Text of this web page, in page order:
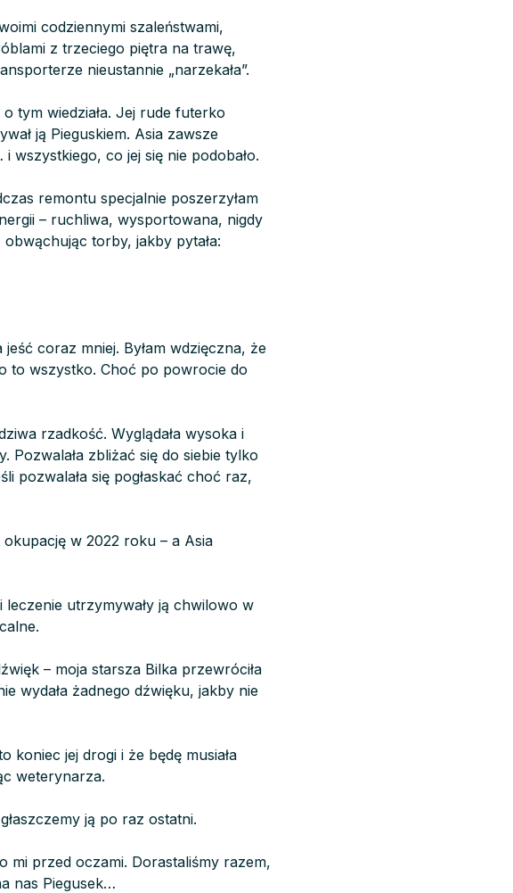
codziennymi szaleństwami,
z trzeciego piętra na trawę,
nieustannie „narzekała”.
tym wiedziała. Jej rude futerko
ją Pieguskiem. Asia zawsze
wszystkiego, co jej się nie podobało.
remontu specjalnie poszerzyłam
– ruchliwa, wysportowana, nigdy
torby, jakby pytała:
coraz mniej. Byłam wdzięczna, że
to wszystko. Choć po powrocie do
rzadkość. Wyglądała wysoka i
Pozwalała zbliżać się do siebie tylko
pozwalała się pogłaskać choć raz,
w 2022 roku – a Asia
leczenie utrzymywały ją chwilowo w
– moja starsza Bilka przewróciła
wydała żadnego dźwięku, jakby nie
koniec jej drogi i że będę musiała
weterynarza.
ją po raz ostatni.
mi przed oczami. Dorastaliśmy razem,
nas Piegusek…